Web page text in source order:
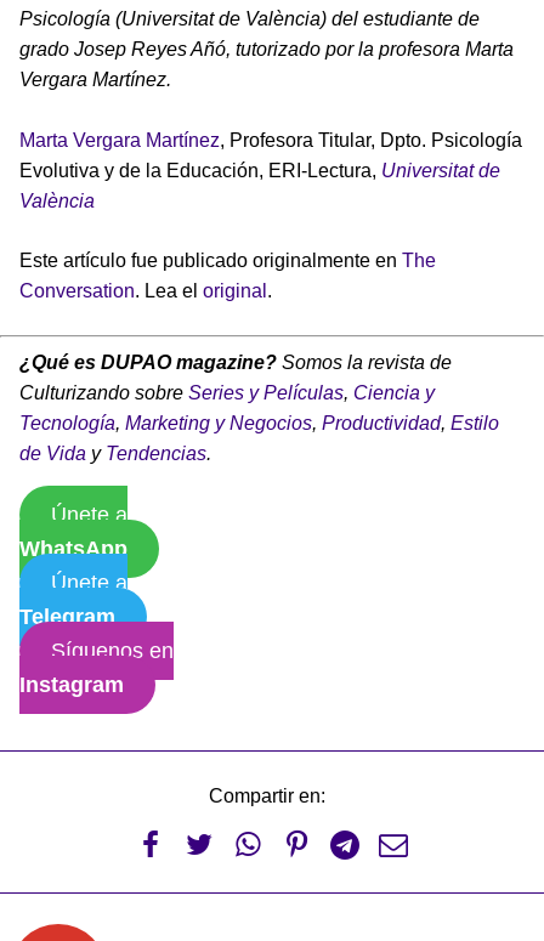
Psicología (Universitat de València) del estudiante de
grado Josep Reyes Añó, tutorizado por la profesora Marta
Vergara Martínez.
Marta Vergara Martínez, Profesora Titular, Dpto. Psicología
Evolutiva y de la Educación, ERI-Lectura, Universitat de
València
Este artículo fue publicado originalmente en The
Conversation. Lea el original .
¿Qué es DUPAO magazine? Somos la revista de
Culturizando sobre Series y Películas, Ciencia y
Tecnología, Marketing y Negocios, Productividad, Estilo
de Vida y Tendencias.
Únete a
WhatsApp
Únete a
Telegram
Síguenos en
Instagram
Compartir en:
     